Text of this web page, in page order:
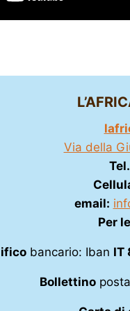
Via della
Tel.
email:
Per
bancario: Iban IT
Bollettino